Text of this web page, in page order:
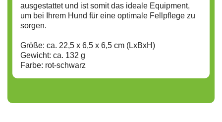
ausgestattet und ist somit das ideale Equipment,
um bei Ihrem Hund für eine optimale Fellpflege zu
sorgen.
Größe: ca. 22,5 x 6,5 x 6,5 cm (LxBxH)
Gewicht: ca. 132 g
Farbe: rot-schwarz